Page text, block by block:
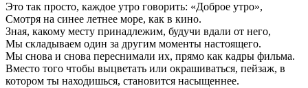
Это так просто, каждое утро говорить: «Доброе утро»,
Смотря на синее летнее море, как в кино.
Зная, какому месту принадлежим, будучи вдали от него,
Мы складываем один за другим моменты настоящего.
Мы снова и снова переснимали их, прямо как кадры фильма.
Вместо того чтобы выцветать или окрашиваться, пейзаж, в
котором ты находишься, становится насыщеннее.